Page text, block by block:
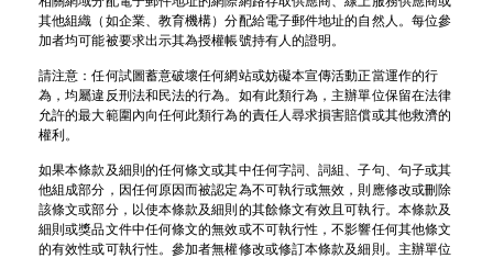
其他組織（如企業、教育機構）分配給電子郵件地址的自然人。每位參
加者均可能被要求出示其為授權帳號持有人的證明。
請注意：任何試圖蓄意破壞任何網站或妨礙本宣傳活動正當運作的行
為，均屬違反刑法和民法的行為。如有此類行為，主辦單位保留在法律
允許的最大範圍內向任何此類行為的責任人尋求損害賠償或其他救濟的
權利。
如果本條款及細則的任何條文或其中任何字詞、詞組、子句、句子或其
他組成部分，因任何原因而被認定為不可執行或無效，則應修改或刪除
該條文或部分，以使本條款及細則的其餘條文有效且可執行。本條款及
細則或獎品文件中任何條文的無效或不可執行性，不影響任何其他條文
的有效性或可執行性。參加者無權修改或修訂本條款及細則。主辦單位